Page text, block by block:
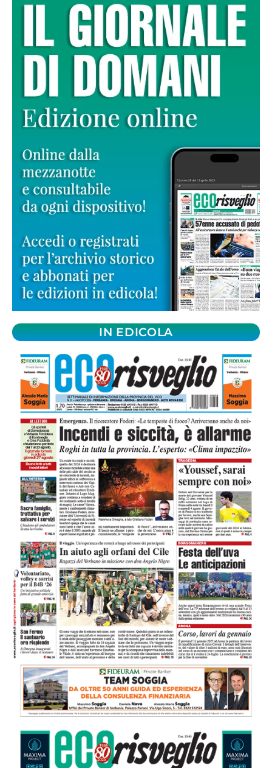
IN EDICOLA